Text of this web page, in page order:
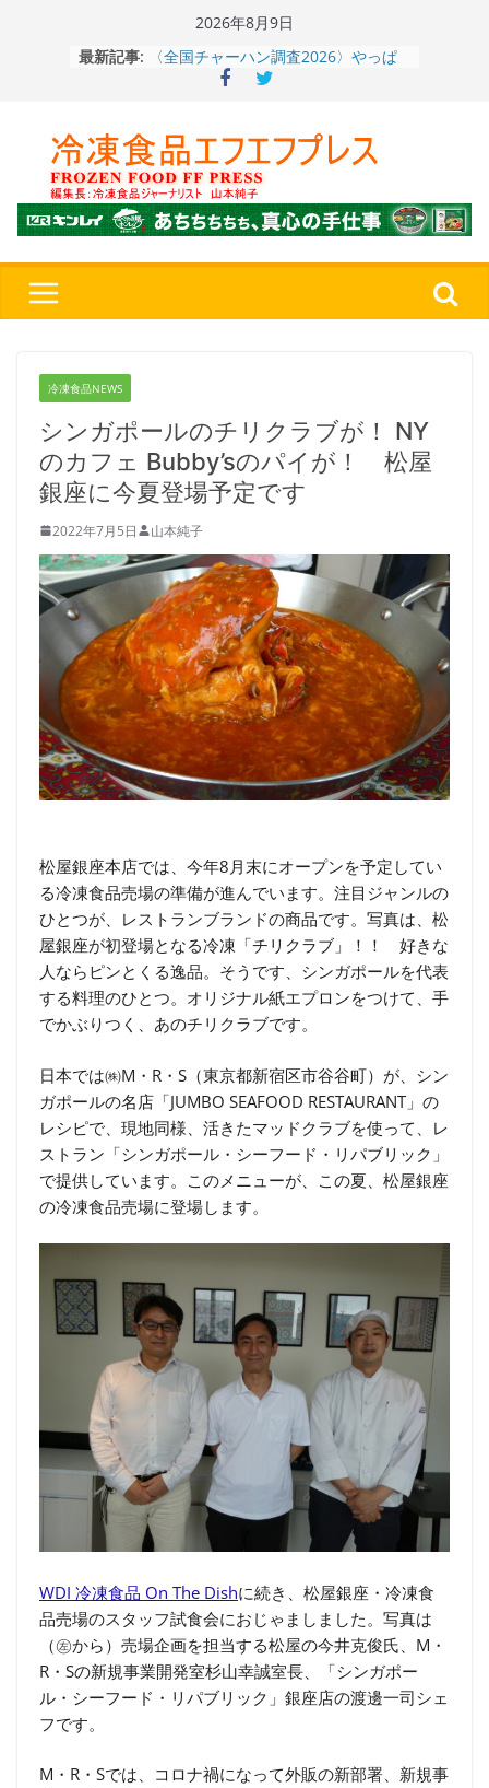
2026年8月9日
最新記事:
りお米メニュー人気1位はチャーハン
～ニチレイフーズ調べ
から新ブランド『ニップン、彩りごは
ん。』～”おいしさ”をアピール
餃子キャラ”ぎょざ・ぎょざお”POPUP
ストアで作者にご挨拶、新作”れいと
うこ～こ～”を知る
「CHEESE WONDER」5周年～夏に限
定さわやかフレーバー「CHEESE
冷凍食品NEWS
シンガポールのチリクラブが！ NY
のカフェ Bubby’sのパイが！ 松屋
銀座に今夏登場予定です
2022年7月5日 山本純子
松屋銀座本店では、今年8月末にオープンを予定してい
る冷凍食品売場の準備が進んでいます。注目ジャンルの
ひとつが、レストランブランドの商品です。写真は、松
屋銀座が初登場となる冷凍「チリクラブ」！！ 好きな
人ならピンとくる逸品。そうです、シンガポールを代表
する料理のひとつ。オリジナル紙エプロンをつけて、手
でかぶりつく、あのチリクラブです。
日本では㈱M・R・S（東京都新宿区市谷谷町）が、シン
ガポールの名店「JUMBO SEAFOOD RESTAURANT」の
レシピで、現地同様、活きたマッドクラブを使って、レ
ストラン「シンガポール・シーフード・リパブリック」
で提供しています。このメニューが、この夏、松屋銀座
の冷凍食品売場に登場します。
WDI 冷凍食品 On The Dishに続き、松屋銀座・冷凍食
品売場のスタッフ試食会におじゃましました。写真は
（㊧から）売場企画を担当する松屋の今井克俊氏、M・
R・Sの新規事業開発室杉山幸誠室長、「シンガポー
ル・シーフード・リパブリック」銀座店の渡邊一司シェ
フです。
M・R・Sでは、コロナ禍になって外販の新部署、新規事